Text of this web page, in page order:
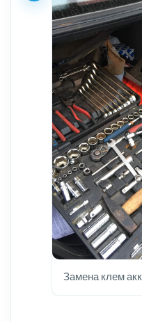
Замена клем